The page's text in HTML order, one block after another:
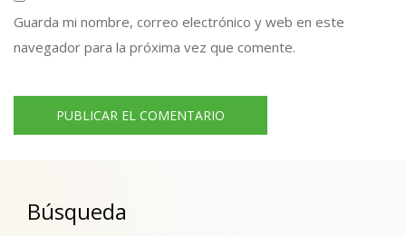
Guarda mi nombre, correo electrónico y web en este
navegador para la próxima vez que comente.
Búsqueda